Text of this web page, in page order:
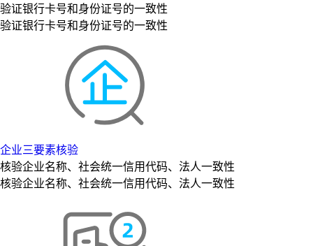
验证银行卡号和身份证号的一致性
验证银行卡号和身份证号的一致性
企业三要素核验
核验企业名称、社会统一信用代码、法人一致性
核验企业名称、社会统一信用代码、法人一致性